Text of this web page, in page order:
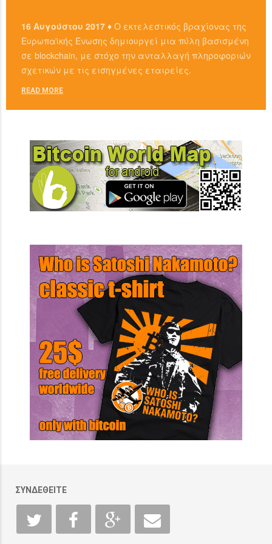
16 Αυγούστου 2017 ♦ Ο εκτελεστικός βραχίονας της
Ευρωπαϊκής Ένωσης δημιουργεί μια πύλη βασισμένη
σε blockchain, με στόχο την ανταλλαγή πληροφοριών
σχετικών με τις εισηγμένες εταιρείες.
READ MORE
ΣΥΝΔΕΘΕΙΤΕ